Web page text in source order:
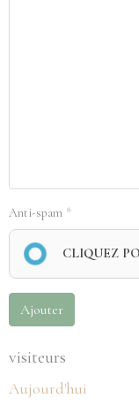
Anti-spam
CLIQUEZ
Ajouter
visiteurs
Aujourd'hui